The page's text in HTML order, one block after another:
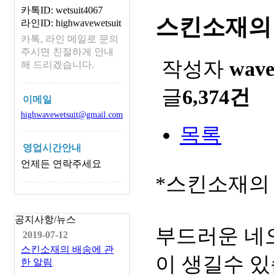
카톡ID: wetsuit4067
라인ID: highwavewetsuit
카톡, 라인 메일로 문의
주시면 친절하게 안내
해 드리겠습니다.
이메일
highwavewetsuit@gmail.com
영업시간안내
언제든 연락주세요
공지사항/뉴스
2019-07-12
스킨소재의 배송에 관
한 알림
스킨소재
작성자 wave
글6,374건
목록
*스킨소재
부드러운 네
이 생길수